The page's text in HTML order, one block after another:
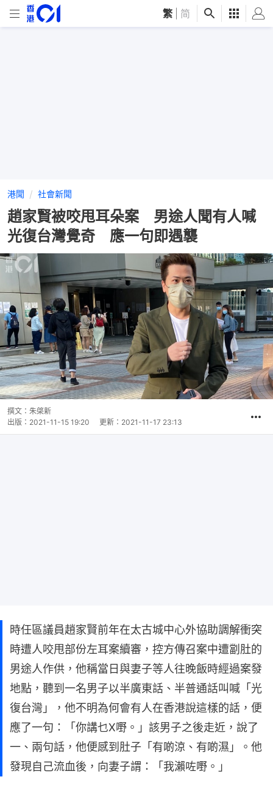
繁 简
港聞 社會新聞
趙家賢被咬甩耳朵案 男途人聞有人喊
光復台灣覺奇 應一句即遇襲
撰文： 朱棨新
出版： 2021-11-15 19:20 更新： 2021-11-17 23:13
時任區議員趙家賢前年在太古城中心外協助調解衝突
時遭人咬甩部份左耳案續審，控方傳召案中遭劏肚的
男途人作供，他稱當日與妻子等人往晚飯時經過案發
地點，聽到一名男子以半廣東話、半普通話叫喊「光
復台灣」，他不明為何會有人在香港說這樣的話，便
應了一句：「你講乜X嘢。」該男子之後走近，說了
一、兩句話，他便感到肚子「有啲涼、有啲濕」。他
發現自己流血後，向妻子謂：「我瀨咗嘢。」